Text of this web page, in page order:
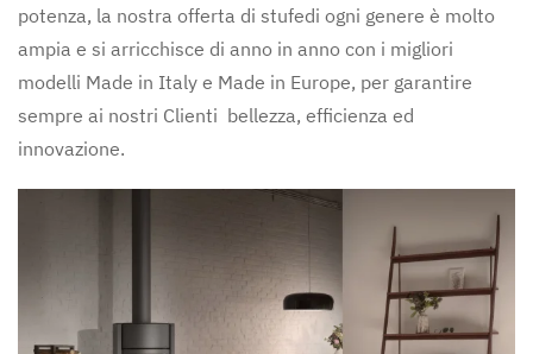
potenza, la nostra offerta di stufedi ogni genere è molto
ampia e si arricchisce di anno in anno con i migliori
modelli Made in Italy e Made in Europe, per garantire
sempre ai nostri Clienti bellezza, efficienza ed
innovazione.